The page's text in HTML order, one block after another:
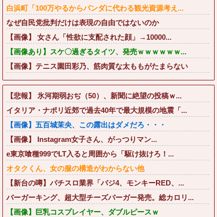
白浜町「100万やるからパンダに代わる観光資源考え...
なぜ自民党批判だけは表現の自由ではないのか
【画像】 女さん「性欲に支配された顔」→10000...
【画像あり】スケ〇過ぎるタイツ、発売ｗｗｗｗｗｗ...
【画像】テニス園田彩乃、筋肉質な太ももがたまらない
【悲報】 氷河期弱おぢ（50）、新聞に絶望の投稿ｗ...
イタリア・ナポリ近郊で過去40年で最大規模の地震「...
【画像】五百城茉央、この露出はダメだろ・・・
【画像】 Instagram女子さん、がっつりマン...
e東京喰種999でLT入ると周囲から「駆け抜けろ！...
オタクくん、女の服の構造がわからない他
【新台の噂】パチスロ業界「バジ4、モンキーRED、...
バーガーキング、超大型チーズバーガー発売。総カロリ...
【画像】巨乳コスプレイヤー、ダブルピースｗ